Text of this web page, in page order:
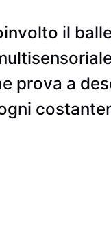
il
prova a